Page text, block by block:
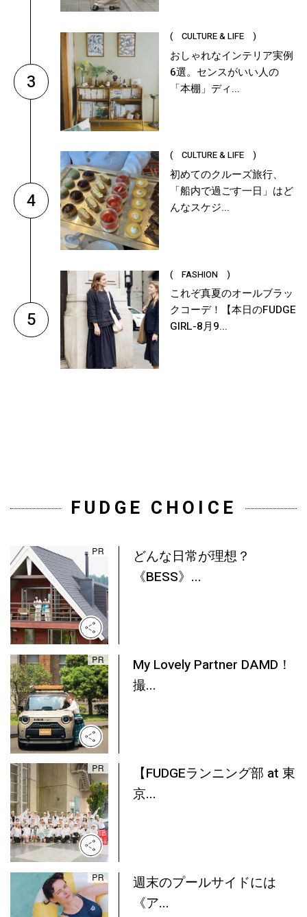
3
( CULTURE & LIFE )
おしゃれなインテリア実例
6選。センスがいい人の
「本棚」ディ...
4
( CULTURE & LIFE )
初めてのクルーズ旅行、
「船内で過ごす一日」はど
んなスケジ...
5
( FASHION )
これぞ真夏のオールブラッ
クコーデ！【本日のFUDGE
GIRL-8月9...
FUDGE CHOICE
どんな日常が理想？
《BESS》...
My Lovely Partner DAMD！
撮...
【FUDGEランニング部 at 東
京...
週末のプールサイドには
《ア...